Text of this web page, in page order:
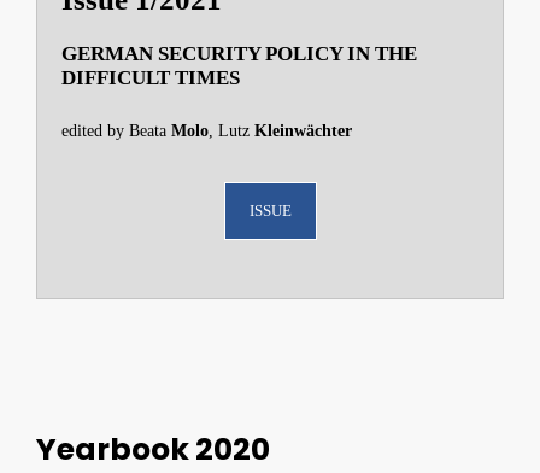
GERMAN SECURITY POLICY IN THE
DIFFICULT TIMES
edited by Beata Molo, Lutz Kleinwächter
ISSUE
Yearbook 2020